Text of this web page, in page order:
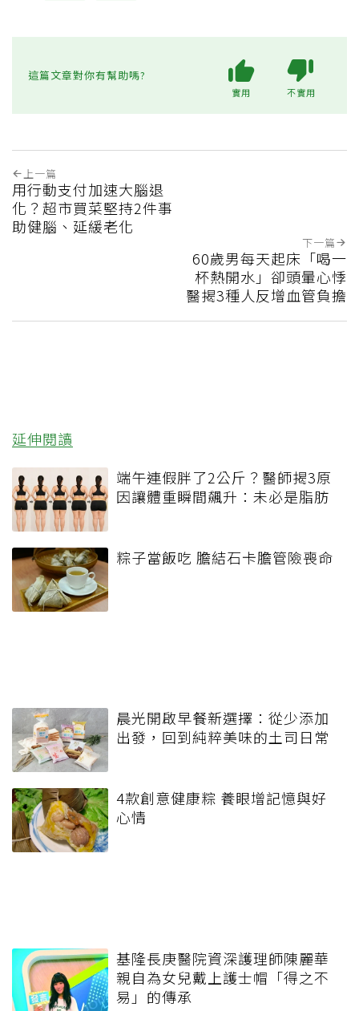
這篇文章對你有幫助嗎?
實用 不實用
上一篇
用行動支付加速大腦退
化？超市買菜堅持2件事
助健腦、延緩老化
下一篇
60歲男每天起床「喝一
杯熱開水」卻頭暈心悸
醫揭3種人反增血管負擔
延伸閱讀
端午連假胖了2公斤？醫師揭3原
因讓體重瞬間飆升：未必是脂肪
粽子當飯吃 膽結石卡膽管險喪命
晨光開啟早餐新選擇：從少添加
出發，回到純粹美味的土司日常
4款創意健康粽 養眼增記憶與好
心情
基隆長庚醫院資深護理師陳麗華
親自為女兒戴上護士帽「得之不
易」的傳承